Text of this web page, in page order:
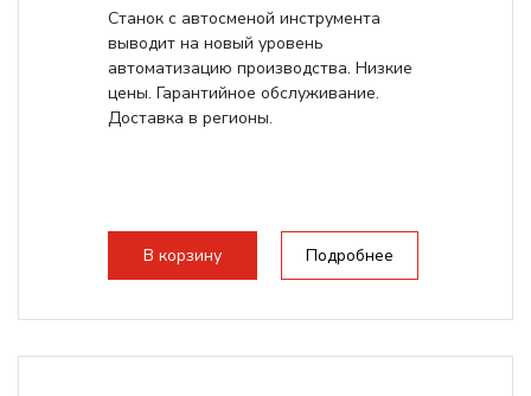
Станок с автосменой инструмента
выводит на новый уровень
автоматизацию производства. Низкие
цены. Гарантийное обслуживание.
Доставка в регионы.
В корзину Подробнее